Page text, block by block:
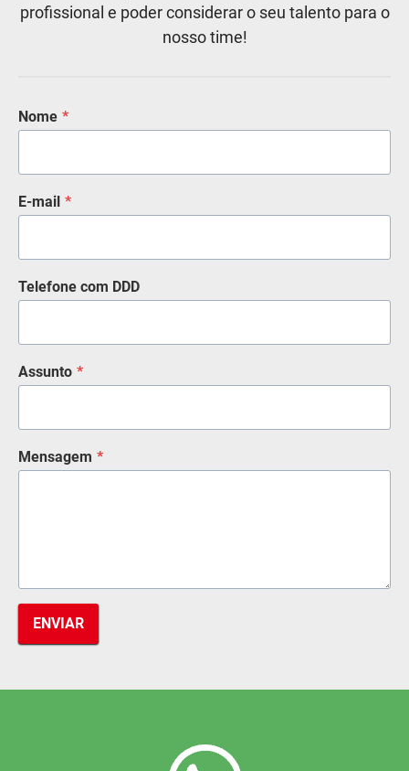
profissional e poder considerar o seu talento para o
nosso time!
Nome *
E-mail *
Telefone com DDD
Assunto *
Mensagem *
ENVIAR